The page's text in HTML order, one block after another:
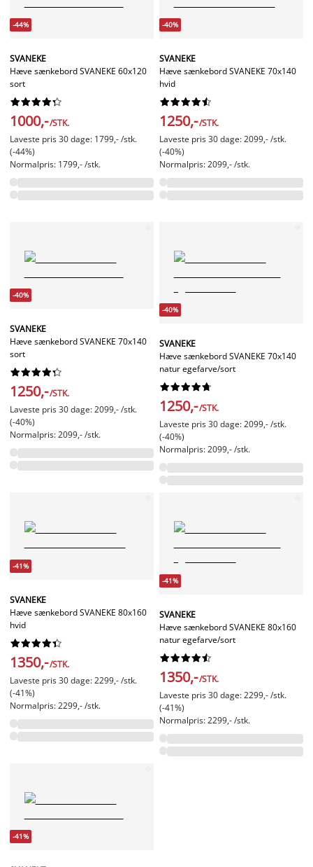
-44%
SVANEKE
Hæve sænkebord SVANEKE 60x120
sort






1000,-/STK.
Laveste pris 30 dage: 1799,- /stk.
(-44%)
Normalpris: 1799,- /stk.
-40%
SVANEKE
Hæve sænkebord SVANEKE 70x140
hvid






1250,-/STK.
Laveste pris 30 dage: 2099,- /stk.
(-40%)
Normalpris: 2099,- /stk.
-40%
SVANEKE
Hæve sænkebord SVANEKE 70x140
sort






1250,-/STK.
Laveste pris 30 dage: 2099,- /stk.
(-40%)
Normalpris: 2099,- /stk.
-40%
SVANEKE
Hæve sænkebord SVANEKE 70x140
natur egefarve/sort






1250,-/STK.
Laveste pris 30 dage: 2099,- /stk.
(-40%)
Normalpris: 2099,- /stk.
-41%
SVANEKE
Hæve sænkebord SVANEKE 80x160
hvid






1350,-/STK.
Laveste pris 30 dage: 2299,- /stk.
(-41%)
Normalpris: 2299,- /stk.
-41%
SVANEKE
Hæve sænkebord SVANEKE 80x160
natur egefarve/sort






1350,-/STK.
Laveste pris 30 dage: 2299,- /stk.
(-41%)
Normalpris: 2299,- /stk.
-41%